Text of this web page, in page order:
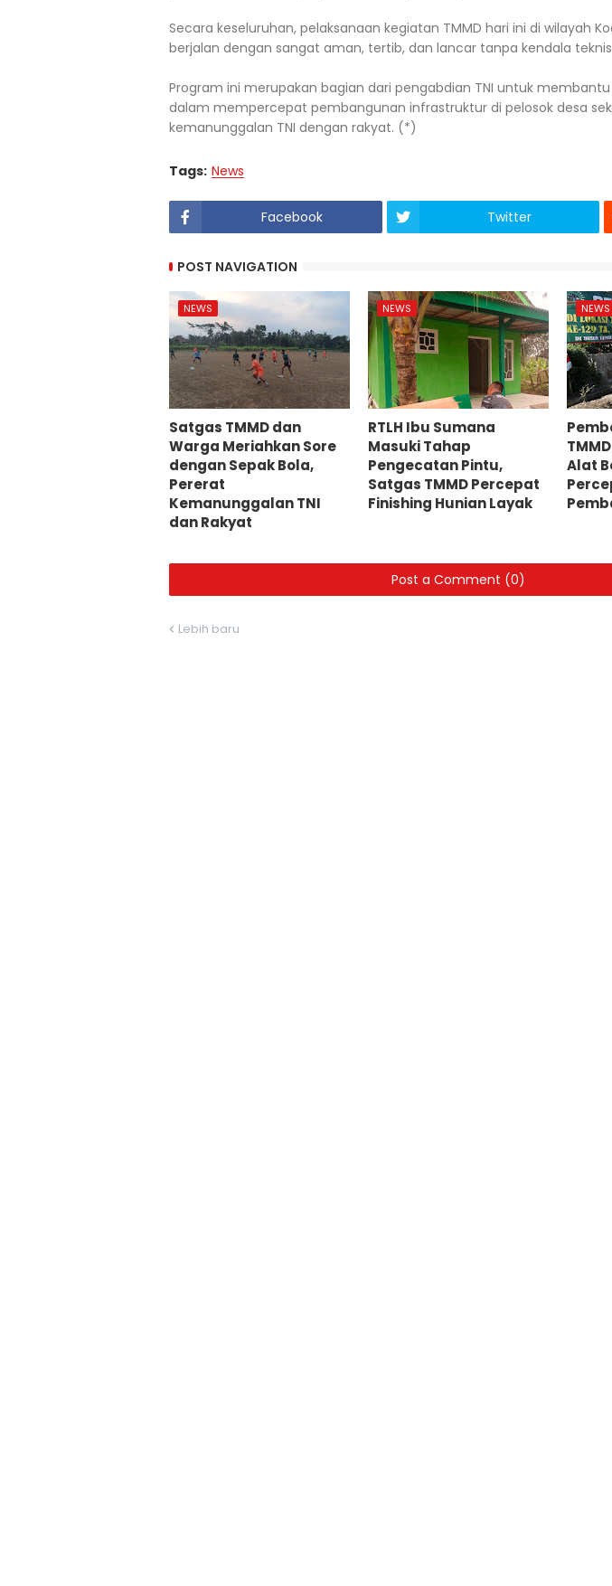
Secara keseluruhan, pelaksanaan kegiatan TMMD hari ini di wilayah
berjalan dengan sangat aman, tertib, dan lancar tanpa kendala
Program ini merupakan bagian dari pengabdian TNI untuk
dalam mempercepat pembangunan infrastruktur di pelosok desa
kemanunggalan TNI dengan rakyat. (*)
Tags: News
Facebook Twitter
POST NAVIGATION
NEWS
Satgas TMMD dan
Warga Meriahkan Sore
dengan Sepak Bola,
Pererat
Kemanunggalan TNI
dan Rakyat
NEWS
RTLH Ibu Sumana
Masuki Tahap
Pengecatan Pintu,
Satgas TMMD Percepat
Finishing Hunian Layak
NEWS
Alat
Post a Comment (0)
Lebih baru